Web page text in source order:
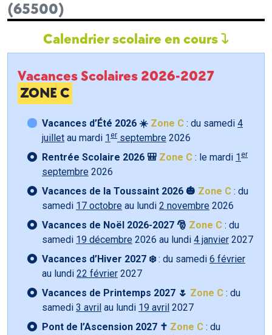
(65500)
Calendrier scolaire en cours
Vacances Scolaires 2026-2027
ZONE C
Vacances d’Été 2026 ☀️ Zone C : du samedi 4
juillet au mardi 1 er septembre 2026
Rentrée Scolaire 2026 🎒 Zone C : le mardi 1 er
septembre 2026
Vacances de la Toussaint 2026 🎃 Zone C : du
samedi 17 octobre au lundi 2 novembre 2026
Vacances de Noël 2026-2027 🎅 Zone C : du
samedi 19 décembre 2026 au lundi 4 janvier 2027
Vacances d’Hiver 2027 ❄️: du samedi 6 février
au lundi 22 février 2027
Vacances de Printemps 2027 🌷 Zone C : du
samedi 3 avril au lundi 19 avril 2027
Pont de l’Ascension 2027 ✝️ Zone C : du